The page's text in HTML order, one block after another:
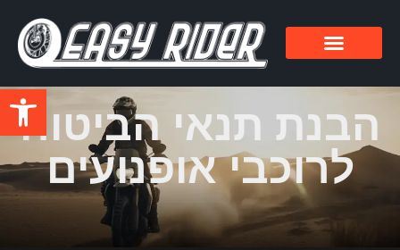
פתח
הבנת תנאי הביטוח
לרוכבי אופנועים